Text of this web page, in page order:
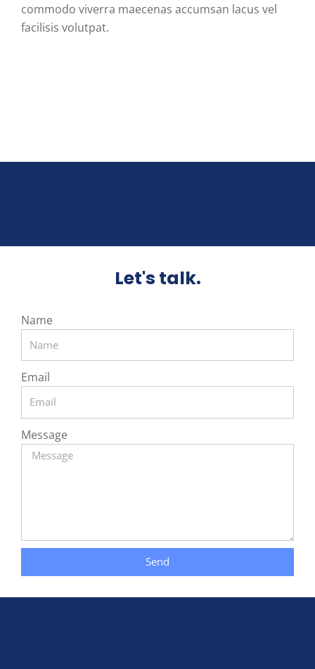
commodo viverra maecenas accumsan lacus vel
facilisis volutpat.
Let's talk.
Name
Email
Message
Send